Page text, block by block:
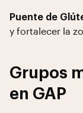
Puente de
y fortalecer la
Grupos
en GAP